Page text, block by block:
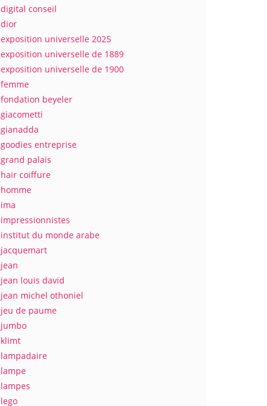
digital conseil
dior
exposition universelle 2025
exposition universelle de 1889
exposition universelle de 1900
femme
fondation beyeler
giacometti
gianadda
goodies entreprise
grand palais
hair coiffure
homme
ima
impressionnistes
institut du monde arabe
jacquemart
jean
jean louis david
jean michel othoniel
jeu de paume
jumbo
klimt
lampadaire
lampe
lampes
lego